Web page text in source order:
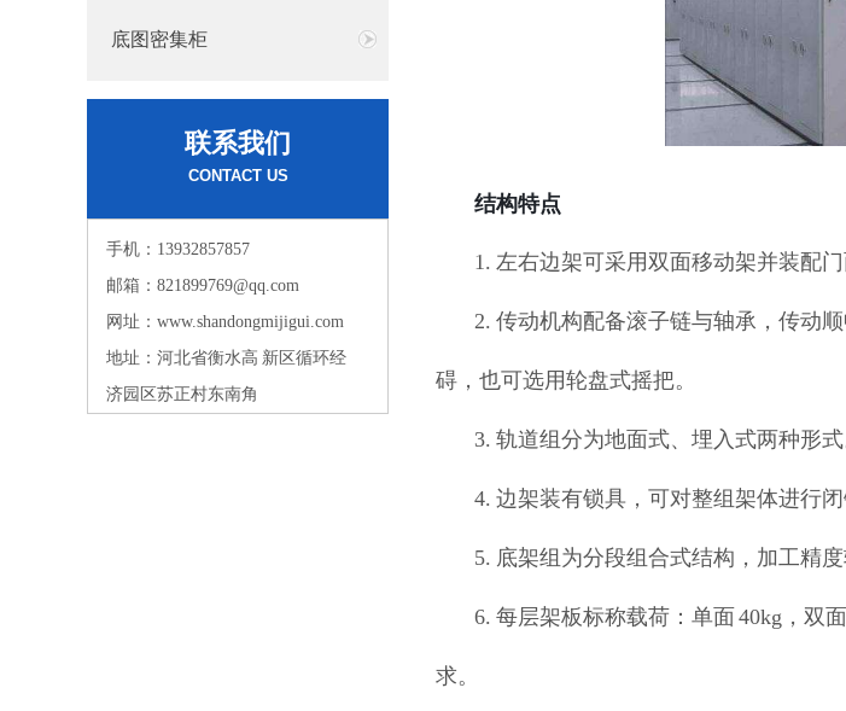
结构特点
1. 左右边架可采用双面移动架并装配
2. 传动机构配备滚子链与轴承，传动
碍，也可选用轮盘式摇把。
3. 轨道组分为地面式、埋入式两种形式
4. 边架装有锁具，可对整组架体进行闭
5. 底架组为分段组合式结构，加工精
6. 每层架板标称载荷：单面 40kg，双
求。
底图密集柜
联系我们
CONTACT US
手机：13932857857
邮箱：821899769@qq.com
网址：www.shandongmijigui.com
地址：河北省衡水高 新区循环经
济园区苏正村东南角